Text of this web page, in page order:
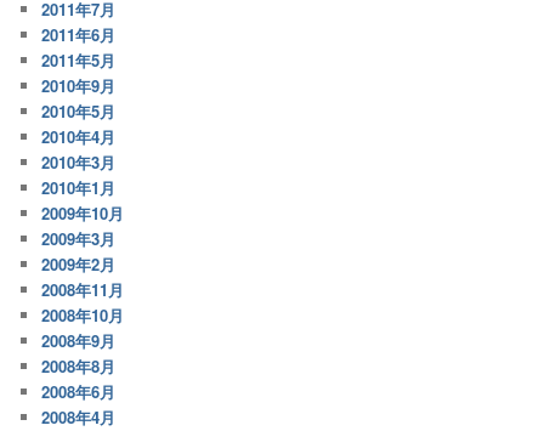
2011年7月
2011年6月
2011年5月
2010年9月
2010年5月
2010年4月
2010年3月
2010年1月
2009年10月
2009年3月
2009年2月
2008年11月
2008年10月
2008年9月
2008年8月
2008年6月
2008年4月